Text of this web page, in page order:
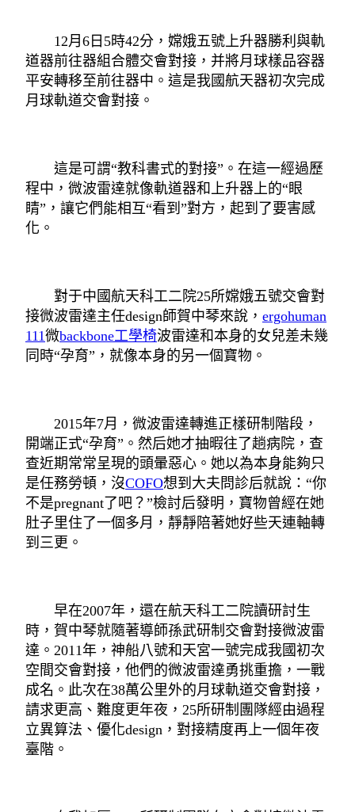
12月6日5時42分，嫦娥五號上升器勝利與軌
道器前往器組合體交會對接，并將月球樣品容器
平安轉移至前往器中。這是我國航天器初次完成
月球軌道交會對接。
這是可謂“教科書式的對接”。在這一經過歷
程中，微波雷達就像軌道器和上升器上的“眼
睛”，讓它們能相互“看到”對方，起到了要害感
化。
對于中國航天科工二院25所嫦娥五號交會對
接微波雷達主任design師賀中琴來說， ergohuman
111微backbone工學椅波雷達和本身的女兒差未幾
同時“孕育”，就像本身的另一個寶物。
2015年7月，微波雷達轉進正樣研制階段，
開端正式“孕育”。然后她才抽暇往了趟病院，查
查近期常常呈現的頭暈惡心。她以為本身能夠只
是任務勞頓，沒COFO想到大夫問診后就說：“你
不是pregnant了吧？”檢討后發明，寶物曾經在她
肚子里住了一個多月，靜靜陪著她好些天連軸轉
到三更。
早在2007年，還在航天科工二院讀研討生
時，賀中琴就隨著導師孫武研制交會對接微波雷
達。2011年，神船八號和天宮一號完成我國初次
空間交會對接，他們的微波雷達勇挑重擔，一戰
成名。此次在38萬公里外的月球軌道交會對接，
請求更高、難度更年夜，25所研制團隊經由過程
立異算法、優化design，對接精度再上一個年夜
臺階。